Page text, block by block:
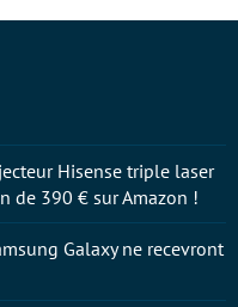
Hisense triple laser
de 390 € sur Amazon !
Galaxy ne recevront